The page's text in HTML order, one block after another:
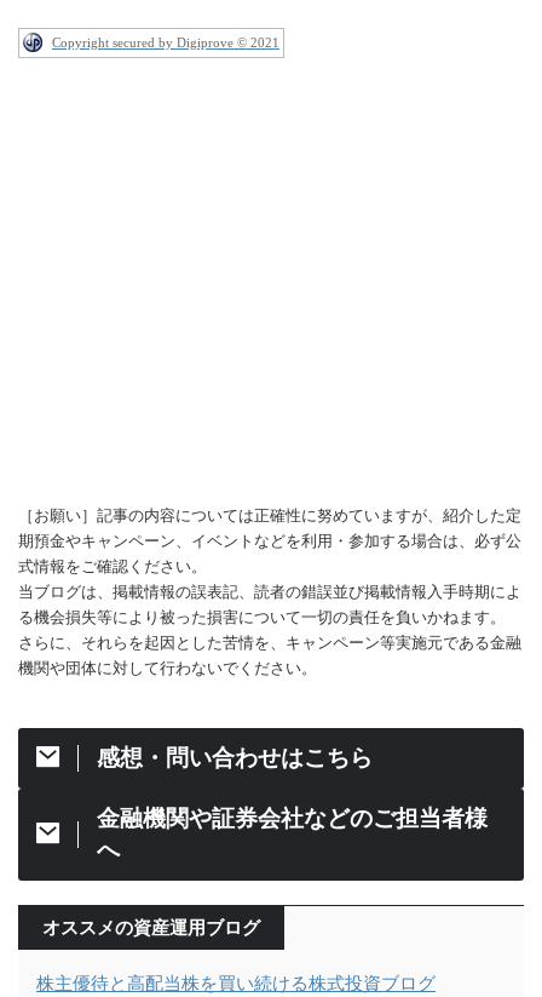
Copyright secured by Digiprove © 2021
［お願い］記事の内容については正確性に努めていますが、紹介した定
期預金やキャンペーン、イベントなどを利用・参加する場合は、必ず公
式情報をご確認ください。
当ブログは、掲載情報の誤表記、読者の錯誤並び掲載情報入手時期によ
る機会損失等により被った損害について一切の責任を負いかねます。
さらに、それらを起因とした苦情を、キャンペーン等実施元である金融
機関や団体に対して行わないでください。
感想・問い合わせはこちら
金融機関や証券会社などのご担当者様
へ
オススメの資産運用ブログ
株主優待と高配当株を買い続ける株式投資ブログ